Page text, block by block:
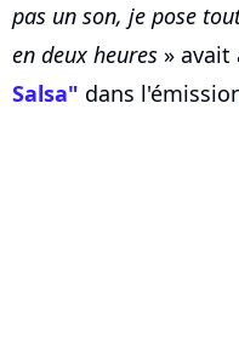
pas un son, je pose
en deux heures »
Salsa" dans